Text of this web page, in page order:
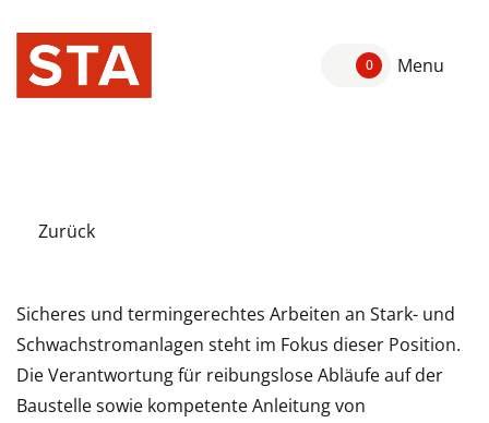
0 Menu
Zurück
Sicheres und termingerechtes Arbeiten an Stark- und
Schwachstromanlagen steht im Fokus dieser Position.
Die Verantwortung für reibungslose Abläufe auf der
Baustelle sowie kompetente Anleitung von